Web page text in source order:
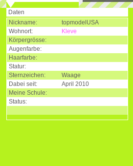
Daten
Nickname:
topmodelUSA
Wohnort:
Kleve
Körpergrösse:
Augenfarbe:
Haarfarbe:
Statur:
Sternzeichen:
Waage
Dabei seit:
April 2010
Meine Schule:
Status: